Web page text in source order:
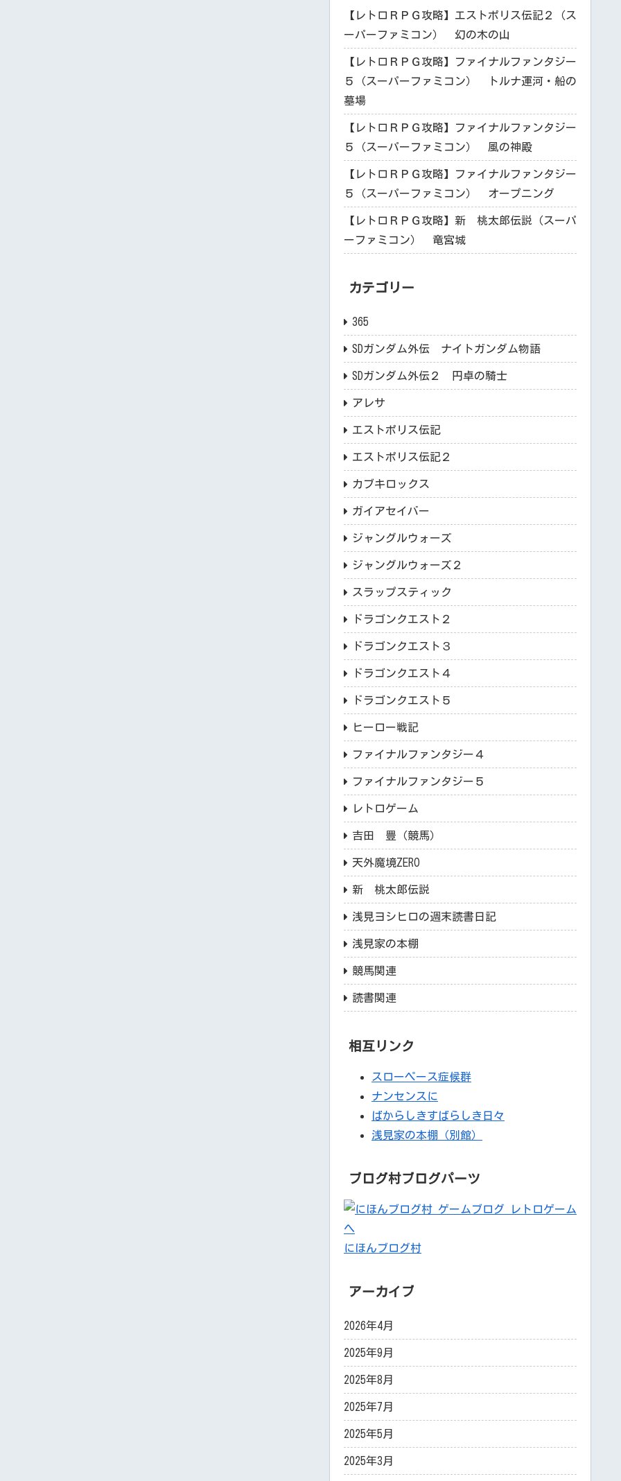
【レトロＲＰＧ攻略】エストポリス伝記２（ス
ーパーファミコン） 幻の木の山
【レトロＲＰＧ攻略】ファイナルファンタジー
５（スーパーファミコン） トルナ運河・船の
墓場
【レトロＲＰＧ攻略】ファイナルファンタジー
５（スーパーファミコン） 風の神殿
【レトロＲＰＧ攻略】ファイナルファンタジー
５（スーパーファミコン） オープニング
【レトロＲＰＧ攻略】新 桃太郎伝説（スーパ
ーファミコン） 竜宮城
カテゴリー
365
SDガンダム外伝 ナイトガンダム物語
SDガンダム外伝２ 円卓の騎士
アレサ
エストポリス伝記
エストポリス伝記２
カブキロックス
ガイアセイバー
ジャングルウォーズ
ジャングルウォーズ２
スラップスティック
ドラゴンクエスト２
ドラゴンクエスト３
ドラゴンクエスト４
ドラゴンクエスト５
ヒーロー戦記
ファイナルファンタジー４
ファイナルファンタジー５
レトロゲーム
吉田 豊（競馬）
天外魔境ZERO
新 桃太郎伝説
浅見ヨシヒロの週末読書日記
浅見家の本棚
競馬関連
読書関連
相互リンク
スローペース症候群
ナンセンスに
ばからしきすばらしき日々
浅見家の本棚（別館）
ブログ村ブログパーツ
にほんブログ村
アーカイブ
2026年4月
2025年9月
2025年8月
2025年7月
2025年5月
2025年3月